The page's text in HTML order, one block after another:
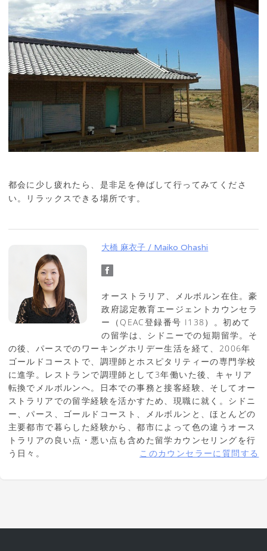
都会に少し疲れたら、是非足を伸ばして行ってみてくださ
い。リラックスできる場所です。
大橋 麻衣子 / Maiko Ohashi
オーストラリア、メルボルン在住。豪
政府認定教育エージェントカウンセラ
ー（QEAC登録番号 I138）。初めて
の留学は、シドニーでの短期留学。そ
の後、パースでのワーキングホリデー生活を経て、2006年
ゴールドコーストで、調理師とホスピタリティーの専門学校
に進学。レストランで調理師として3年働いた後、キャリア
転換でメルボルンへ。日本での事務と接客経験、そしてオー
ストラリアでの留学経験を活かすため、現職に就く。シドニ
ー、パース、ゴールドコースト、メルボルンと、ほとんどの
主要都市で暮らした経験から、都市によって色の違うオース
トラリアの良い点・悪い点も含めた留学カウンセリングを行
う日々。
このカウンセラーに質問する